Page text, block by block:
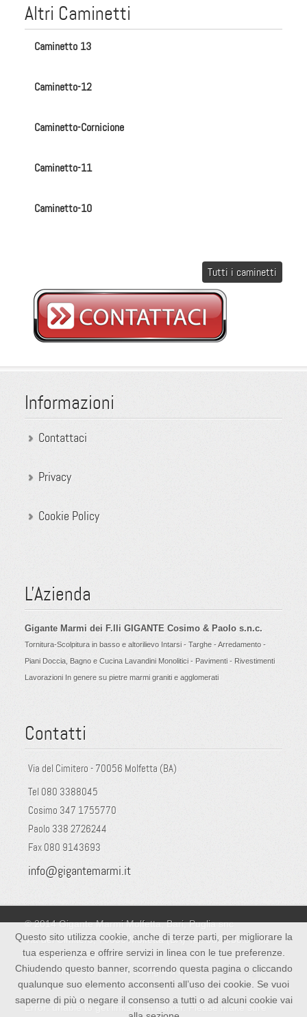
Altri Caminetti
Caminetto 13
Caminetto-12
Caminetto-Cornicione
Caminetto-11
Caminetto-10
Tutti i caminetti
Informazioni
Contattaci
Privacy
Cookie Policy
L'Azienda
Gigante Marmi dei F.lli GIGANTE Cosimo & Paolo s.n.c.
Tornitura-Scolpitura in basso e altorilievo Intarsi - Targhe - Arredamento -
Piani Doccia, Bagno e Cucina Lavandini Monolitici - Pavimenti - Rivestimenti
Lavorazioni In genere su pietre marmi graniti e agglomerati
Contatti
Via del Cimitero - 70056 Molfetta (BA)
Tel 080 3388045
Cosimo 347 1755770
Paolo 338 2726244
Fax 080 9143693
info@gigantemarmi.it
© 2014 Gigante Marmi Molfetta, Bari, Puglia snc
Via del Cimitero, 70056 Molfetta (BA) Tel: 080.338.80.45 -
PI 05351950729
Tutti i diritti sono risevati. Designed byMitconsulting
Error: unable to get links from server. Please make sure
Questo sito utilizza cookie, anche di terze parti, per migliorare la
tua esperienza e offrire servizi in linea con le tue preferenze.
Chiudendo questo banner, scorrendo questa pagina o cliccando
qualunque suo elemento acconsenti all’uso dei cookie. Se vuoi
saperne di più o negare il consenso a tutti o ad alcuni cookie vai